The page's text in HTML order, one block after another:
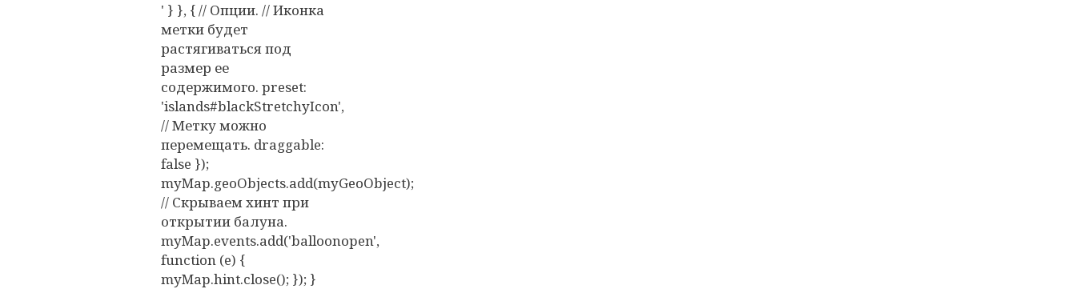
' } }, { // Опции. // Иконка
метки будет
растягиваться под
размер ее
содержимого. preset:
'islands#blackStretchyIcon',
// Метку можно
перемещать. draggable:
false });
myMap.geoObjects.add(myGeoObject);
// Скрываем хинт при
открытии балуна.
myMap.events.add('balloonopen',
function (e) {
myMap.hint.close(); }); }